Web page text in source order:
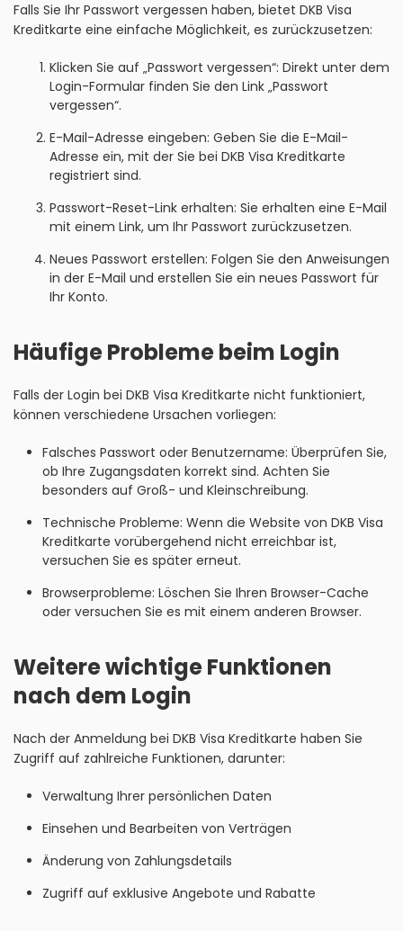
Falls Sie Ihr Passwort vergessen haben, bietet DKB Visa
Kreditkarte eine einfache Möglichkeit, es zurückzusetzen:
Klicken Sie auf „Passwort vergessen“: Direkt unter dem
Login-Formular finden Sie den Link „Passwort
vergessen“.
E-Mail-Adresse eingeben: Geben Sie die E-Mail-
Adresse ein, mit der Sie bei DKB Visa Kreditkarte
registriert sind.
Passwort-Reset-Link erhalten: Sie erhalten eine E-Mail
mit einem Link, um Ihr Passwort zurückzusetzen.
Neues Passwort erstellen: Folgen Sie den Anweisungen
in der E-Mail und erstellen Sie ein neues Passwort für
Ihr Konto.
Häufige Probleme beim Login
Falls der Login bei DKB Visa Kreditkarte nicht funktioniert,
können verschiedene Ursachen vorliegen:
Falsches Passwort oder Benutzername: Überprüfen Sie,
ob Ihre Zugangsdaten korrekt sind. Achten Sie
besonders auf Groß- und Kleinschreibung.
Technische Probleme: Wenn die Website von DKB Visa
Kreditkarte vorübergehend nicht erreichbar ist,
versuchen Sie es später erneut.
Browserprobleme: Löschen Sie Ihren Browser-Cache
oder versuchen Sie es mit einem anderen Browser.
Weitere wichtige Funktionen
nach dem Login
Nach der Anmeldung bei DKB Visa Kreditkarte haben Sie
Zugriff auf zahlreiche Funktionen, darunter:
Verwaltung Ihrer persönlichen Daten
Einsehen und Bearbeiten von Verträgen
Änderung von Zahlungsdetails
Zugriff auf exklusive Angebote und Rabatte